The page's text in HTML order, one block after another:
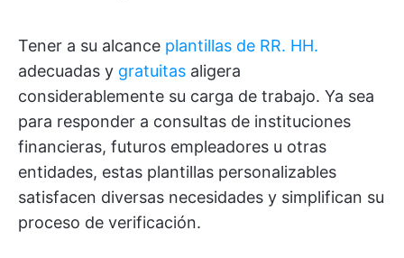
Tener a su alcance plantillas de RR. HH.
adecuadas y gratuitas aligera
considerablemente su carga de trabajo. Ya sea
para responder a consultas de instituciones
financieras, futuros empleadores u otras
entidades, estas plantillas personalizables
satisfacen diversas necesidades y simplifican su
proceso de verificación.